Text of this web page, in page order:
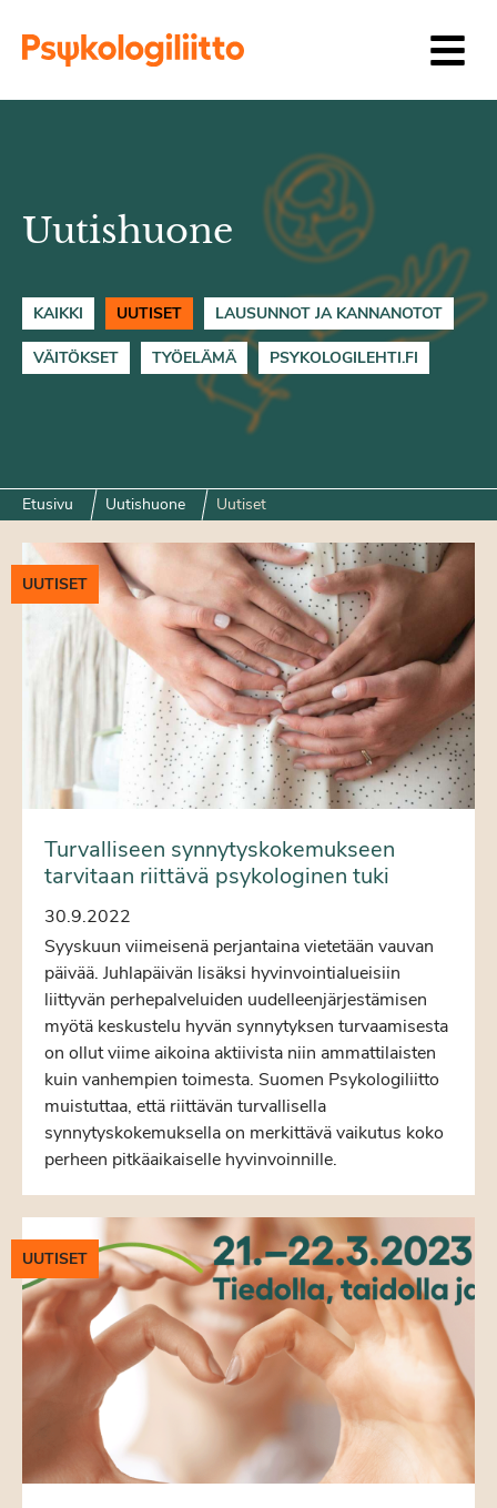
Uutishuone
KAIKKI UUTISET LAUSUNNOT JA KANNANOTOT
VÄITÖKSET TYÖELÄMÄ PSYKOLOGILEHTI.FI
Etusivu Uutishuone Uutiset
UUTISET
Turvalliseen synnytyskokemukseen
tarvitaan riittävä psykologinen tuki
30.9.2022
Syyskuun viimeisenä perjantaina vietetään vauvan
päivää. Juhlapäivän lisäksi hyvinvointialueisiin
liittyvän perhepalveluiden uudelleenjärjestämisen
myötä keskustelu hyvän synnytyksen turvaamisesta
on ollut viime aikoina aktiivista niin ammattilaisten
kuin vanhempien toimesta. Suomen Psykologiliitto
muistuttaa, että riittävän turvallisella
synnytyskokemuksella on merkittävä vaikutus koko
perheen pitkäaikaiselle hyvinvoinnille.
UUTISET